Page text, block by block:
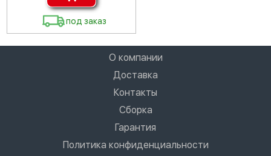
под заказ
О компании
Доставка
Контакты
Сборка
Гарантия
Политика конфиденциальности